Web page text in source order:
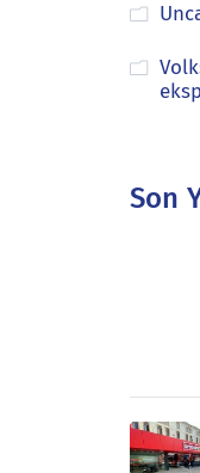
Son